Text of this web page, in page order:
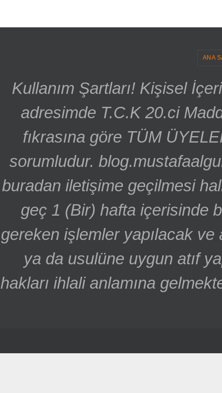
ANA
Kullanım Şartları! Kişisel
adresimde T.C.K 20.ci
fıkrasına göre TÜM
sorumludur.
buradan iletişime geçilmesi
geç 1 (Bir) hafta içerisinde
gereken işlemler yapılacak ve
ya da usulüne uygun atıf
hakları ihlali anlamına